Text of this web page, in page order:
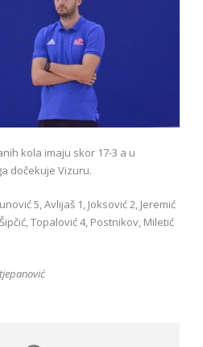
kola imaju skor 17-3 a u
dočekuje Vizuru.
5, Avlijaš 1, Joksović 2, Jeremić
Topalović 4, Postnikov, Miletić